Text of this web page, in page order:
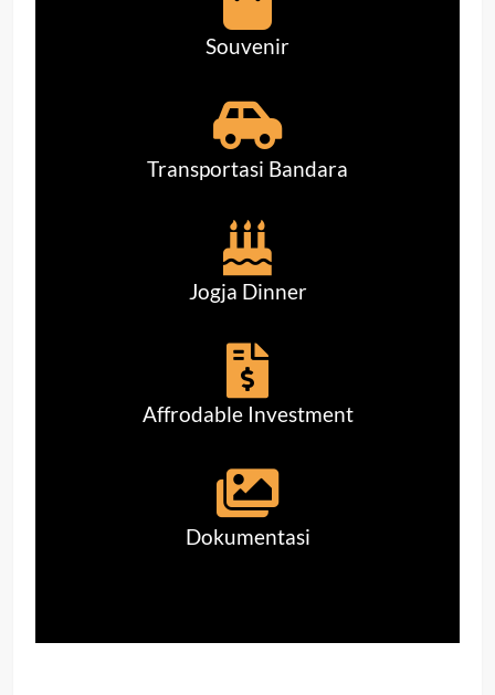
Souvenir
Transportasi Bandara
Jogja Dinner
Affrodable Investment
Dokumentasi